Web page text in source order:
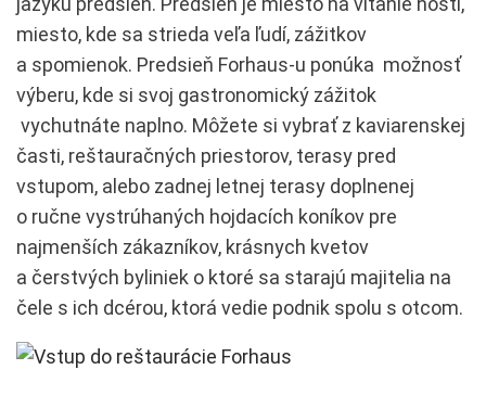
miesto, kde sa strieda veľa ľudí, zážitkov
a spomienok. Predsieň Forhaus-u ponúka možnosť
výberu, kde si svoj gastronomický zážitok
vychutnáte naplno. Môžete si vybrať z kaviarenskej
časti, reštauračných priestorov, terasy pred
vstupom, alebo zadnej letnej terasy doplnenej
o ručne vystrúhaných hojdacích koníkov pre
najmenších zákazníkov, krásnych kvetov
a čerstvých byliniek o ktoré sa starajú majitelia na
čele s ich dcérou, ktorá vedie podnik spolu s otcom.